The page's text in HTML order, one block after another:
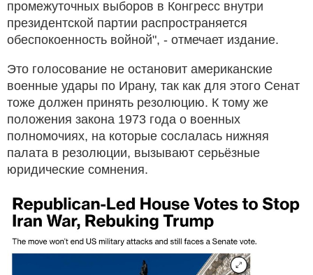
промежуточных выборов в Конгресс внутри
президентской партии распространяется
обеспокоенность войной", - отмечает издание.
Это голосование не остановит американские
военные удары по Ирану, так как для этого Сенат
тоже должен принять резолюцию. К тому же
положения закона 1973 года о военных
полномочиях, на которые сослалась нижняя
палата в резолюции, вызывают серьёзные
юридические сомнения.